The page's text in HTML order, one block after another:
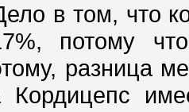
в том, что
потому
разница
Кордицепс